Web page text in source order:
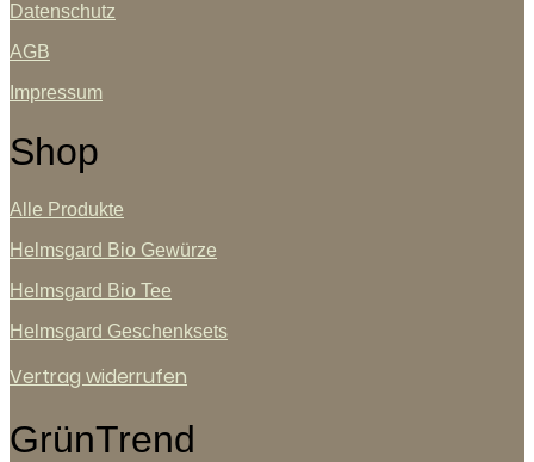
Datenschutz
AGB
Impressum
Shop
Alle Produkte
Helmsgard Bio Gewürze
Helmsgard Bio Tee
Helmsgard Geschenksets
Vertrag widerrufen
GrünTrend